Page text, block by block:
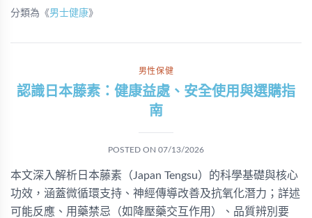
分類為《男士健康》
男性保健
認識日本藤素：健康益處、安全使用與選購指
南
POSTED ON 07/13/2026
本文深入解析日本藤素（Japan Tengsu）的科學基礎與核心
功效，涵蓋微循環支持、神經傳導改善及抗氧化潛力；詳述
可能反應、用藥禁忌（如降壓藥交互作用）、品質辨別要